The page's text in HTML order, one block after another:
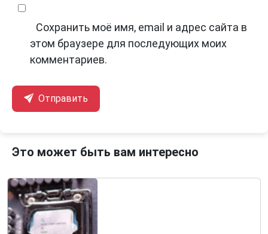
Сохранить моё имя, email и адрес сайта в
этом браузере для последующих моих
комментариев.
Отправить
Это может быть вам интересно